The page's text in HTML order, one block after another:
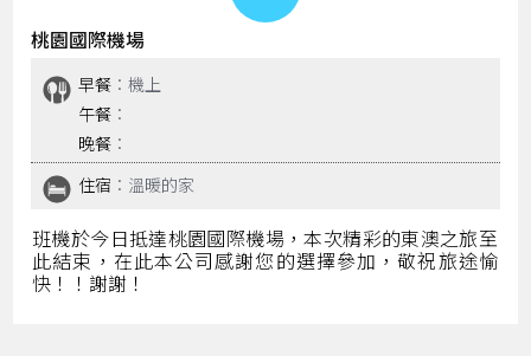
桃園國際機場
早餐 ：機上
午餐 ：
晚餐 ：
住宿 ：溫暖的家
班機於今日抵達桃園國際機場，本次精彩的東澳之旅至
此結束，在此本公司感謝您的選擇參加，敬祝旅途愉
快！！謝謝！